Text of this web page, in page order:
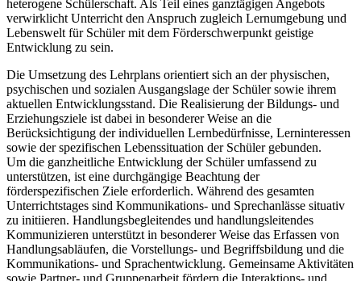
heterogene Schülerschaft. Als Teil eines ganztägigen Angebots
verwirklicht Unterricht den Anspruch zugleich Lernumgebung und
Lebenswelt für Schüler mit dem Förderschwerpunkt geistige
Entwicklung zu sein.
Die Umsetzung des Lehrplans orientiert sich an der physischen,
psychischen und sozialen Ausgangslage der Schüler sowie ihrem
aktuellen Entwicklungsstand. Die Realisierung der Bildungs- und
Erziehungsziele ist dabei in besonderer Weise an die
Berücksichtigung der individuellen Lernbedürfnisse, Lerninteressen
sowie der spezifischen Lebenssituation der Schüler gebunden.
Um die ganzheitliche Entwicklung der Schüler umfassend zu
unterstützen, ist eine durchgängige Beachtung der
förderspezifischen Ziele erforderlich. Während des gesamten
Unterrichtstages sind Kommunikations- und Sprechanlässe situativ
zu initiieren. Handlungsbegleitendes und handlungsleitendes
Kommunizieren unterstützt in besonderer Weise das Erfassen von
Handlungsabläufen, die Vorstellungs- und Begriffsbildung und die
Kommunikations- und Sprachentwicklung. Gemeinsame Aktivitäten